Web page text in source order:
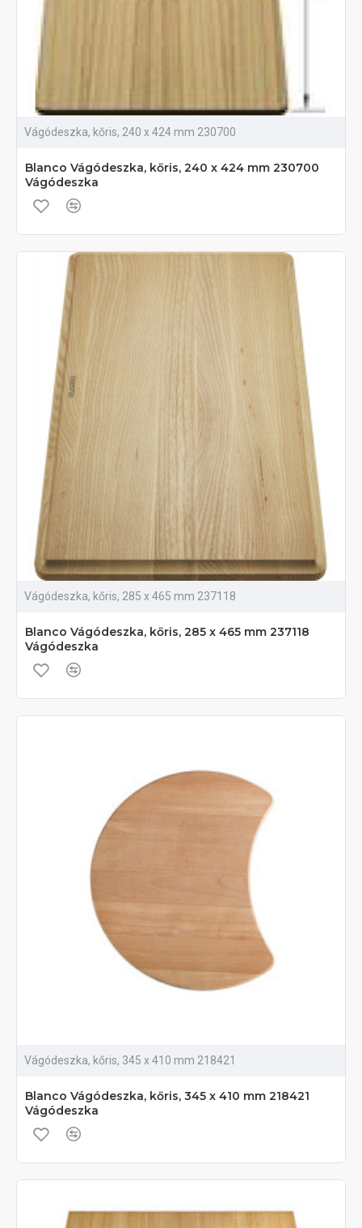
Vágódeszka, kőris, 240 x 424 mm 230700
Blanco Vágódeszka, kőris, 240 x 424 mm 230700
Vágódeszka
Vágódeszka, kőris, 285 x 465 mm 237118
Blanco Vágódeszka, kőris, 285 x 465 mm 237118
Vágódeszka
Vágódeszka, kőris, 345 x 410 mm 218421
Blanco Vágódeszka, kőris, 345 x 410 mm 218421
Vágódeszka